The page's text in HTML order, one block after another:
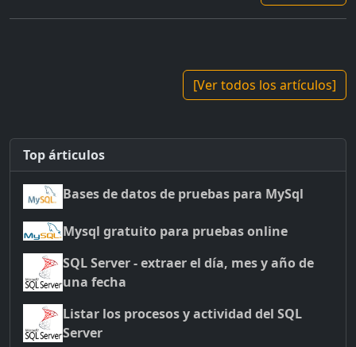
[Ver todos los artículos]
Top árticulos
Bases de datos de pruebas para MySql
Mysql gratuito para pruebas online
SQL Server - extraer el día, mes y año de
una fecha
Listar los procesos y actividad del SQL
Server